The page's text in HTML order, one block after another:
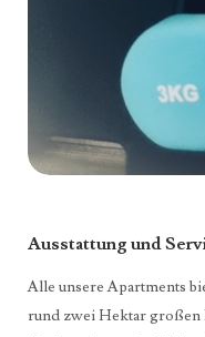
Ausstattung und
Alle unsere Apartments
rund zwei Hektar